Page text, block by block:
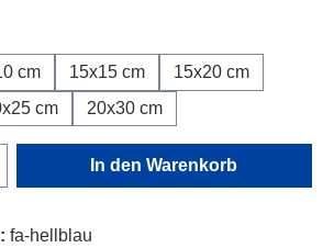
cm 15x15 cm
15x20 cm
cm 20x30 cm
Gib den gewünschten
In den Warenkorb
fa-hellblau